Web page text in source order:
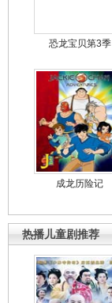
恐龙宝贝第3季
成龙历险记
热播儿童剧推荐